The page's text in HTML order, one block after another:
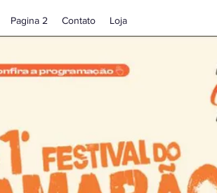
Pagina 2 Contato Loja